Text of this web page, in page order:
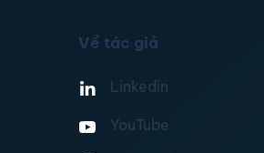
Về tác giả
Linkedin
YouTube